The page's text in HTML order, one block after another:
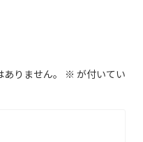
りません。 ※ が付いてい